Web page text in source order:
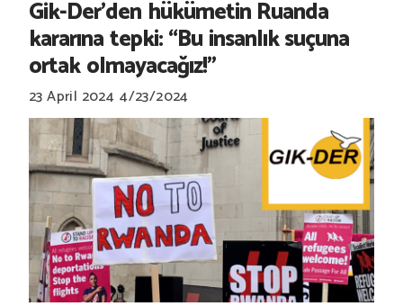
Gik-Der'den hükümetin Ruanda
kararına tepki: “Bu insanlık suçuna
ortak olmayacağız!"
23 April 2024 4/23/2024